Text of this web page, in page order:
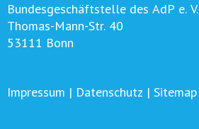
Bundesgeschäftstelle des AdP e. V.
Thomas-Mann-Str. 40
53111 Bonn
Impressum | Datenschutz | Sitemap